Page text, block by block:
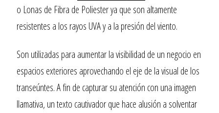
o Lonas de Fibra de Poliester ya que son altamente
resistentes a los rayos UVA y a la presión del viento.
Son utilizadas para aumentar la visibilidad de un negocio en
espacios exteriores aprovechando el eje de la visual de los
transeúntes. A fin de capturar su atención con una imagen
llamativa, un texto cautivador que hace alusión a solventar